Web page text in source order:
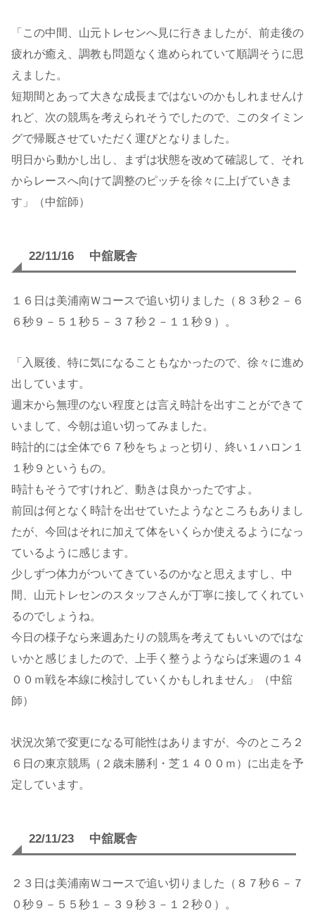
「この中間、山元トレセンへ見に行きましたが、前走後の
疲れが癒え、調教も問題なく進められていて順調そうに思
えました。
短期間とあって大きな成長まではないのかもしれませんけ
れど、次の競馬を考えられそうでしたので、このタイミン
グで帰厩させていただく運びとなりました。
明日から動かし出し、まずは状態を改めて確認して、それ
からレースへ向けて調整のピッチを徐々に上げていきま
す」（中舘師）
22/11/16 中舘厩舎
１６日は美浦南Ｗコースで追い切りました（８３秒２－６
６秒９－５１秒５－３７秒２－１１秒９）。
「入厩後、特に気になることもなかったので、徐々に進め
出しています。
週末から無理のない程度とは言え時計を出すことができて
いまして、今朝は追い切ってみました。
時計的には全体で６７秒をちょっと切り、終い１ハロン１
１秒９というもの。
時計もそうですけれど、動きは良かったですよ。
前回は何となく時計を出せていたようなところもありまし
たが、今回はそれに加えて体をいくらか使えるようになっ
ているように感じます。
少しずつ体力がついてきているのかなと思えますし、中
間、山元トレセンのスタッフさんが丁寧に接してくれてい
るのでしょうね。
今日の様子なら来週あたりの競馬を考えてもいいのではな
いかと感じましたので、上手く整うようならば来週の１４
００ｍ戦を本線に検討していくかもしれません」（中舘
師）
状況次第で変更になる可能性はありますが、今のところ２
６日の東京競馬（２歳未勝利・芝１４００ｍ）に出走を予
定しています。
22/11/23 中舘厩舎
２３日は美浦南Ｗコースで追い切りました（８７秒６－７
０秒９－５５秒１－３９秒３－１２秒０）。